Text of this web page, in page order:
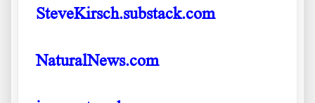
SteveKirsch.substack.com
NaturalNews.com